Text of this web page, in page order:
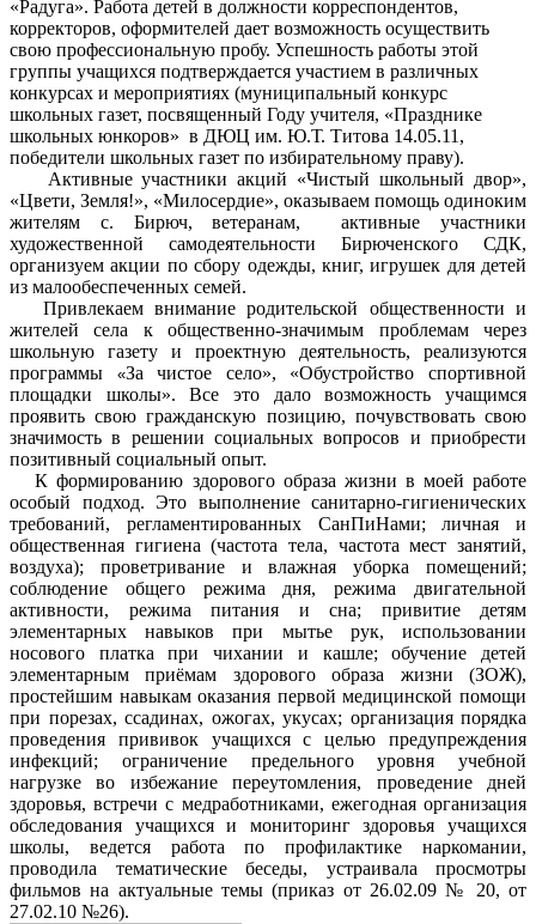
«Радуга». Работа детей в должности корреспондентов,
корректоров, оформителей дает возможность осуществить
свою профессиональную пробу. Успешность работы этой
группы учащихся подтверждается участием в различных
конкурсах и мероприятиях (муниципальный конкурс
школьных газет, посвященный Году учителя, «Празднике
школьных юнкоров» в ДЮЦ им. Ю.Т. Титова 14.05.11,
победители школьных газет по избирательному праву).
Активные участники акций «Чистый школьный двор»,
«Цвети, Земля!», «Милосердие», оказываем помощь одиноким
жителям с. Бирюч, ветеранам, активные участники
художественной самодеятельности Бирюченского СДК,
организуем акции по сбору одежды, книг, игрушек для детей
из малообеспеченных семей.
Привлекаем внимание родительской общественности и
жителей села к общественно-значимым проблемам через
школьную газету и проектную деятельность, реализуются
программы «За чистое село», «Обустройство спортивной
площадки школы». Все это дало возможность учащимся
проявить свою гражданскую позицию, почувствовать свою
значимость в решении социальных вопросов и приобрести
позитивный социальный опыт.
К формированию здорового образа жизни в моей работе
особый подход. Это выполнение санитарно-гигиенических
требований, регламентированных СанПиНами; личная и
общественная гигиена (частота тела, частота мест занятий,
воздуха); проветривание и влажная уборка помещений;
соблюдение общего режима дня, режима двигательной
активности, режима питания и сна; привитие детям
элементарных навыков при мытье рук, использовании
носового платка при чихании и кашле; обучение детей
элементарным приёмам здорового образа жизни (ЗОЖ),
простейшим навыкам оказания первой медицинской помощи
при порезах, ссадинах, ожогах, укусах; организация порядка
проведения прививок учащихся с целью предупреждения
инфекций; ограничение предельного уровня учебной
нагрузке во избежание переутомления, проведение дней
здоровья, встречи с медработниками, ежегодная организация
обследования учащихся и мониторинг здоровья учащихся
школы, ведется работа по профилактике наркомании,
проводила тематические беседы, устраивала просмотры
фильмов на актуальные темы (приказ от 26.02.09 № 20, от
27.02.10 №26).